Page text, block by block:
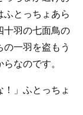
ふとっちょあら
十羽の七面鳥の
一羽を盗もう
なのです。
！」ふとっちょ